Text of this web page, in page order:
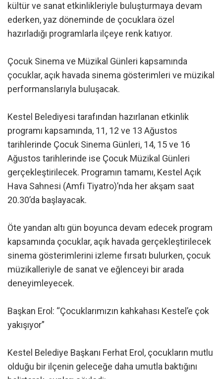
kültür ve sanat etkinlikleriyle buluşturmaya devam
ederken, yaz döneminde de çocuklara özel
hazırladığı programlarla ilçeye renk katıyor.
Çocuk Sinema ve Müzikal Günleri kapsamında
çocuklar, açık havada sinema gösterimleri ve müzikal
performanslarıyla buluşacak.
Kestel Belediyesi tarafından hazırlanan etkinlik
programı kapsamında, 11, 12 ve 13 Ağustos
tarihlerinde Çocuk Sinema Günleri, 14, 15 ve 16
Ağustos tarihlerinde ise Çocuk Müzikal Günleri
gerçekleştirilecek. Programın tamamı, Kestel Açık
Hava Sahnesi (Amfi Tiyatro)’nda her akşam saat
20.30’da başlayacak.
Öte yandan altı gün boyunca devam edecek program
kapsamında çocuklar, açık havada gerçekleştirilecek
sinema gösterimlerini izleme fırsatı bulurken, çocuk
müzikalleriyle de sanat ve eğlenceyi bir arada
deneyimleyecek.
Başkan Erol: “Çocuklarımızın kahkahası Kestel’e çok
yakışıyor”
Kestel Belediye Başkanı Ferhat Erol, çocukların mutlu
olduğu bir ilçenin geleceğe daha umutla baktığını